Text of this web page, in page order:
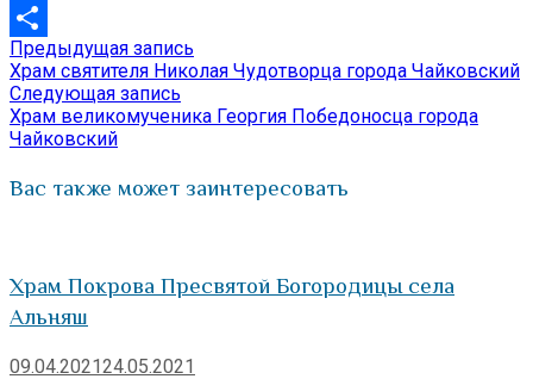
VK
Отправить
Навигация
по
записям
Предыдущая запись
запись:
Храм святителя Николая Чудотворца города Чайковский
Следующая запись
запись:
Храм великомученика Георгия Победоносца города
Чайковский
Вас также может заинтересовать
Храм Покрова Пресвятой Богородицы села
Альняш
09.04.202124.05.2021